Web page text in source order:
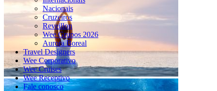
Nacionais
Cruzeiros
Reveillon
Wee Grupos 2026
Aurora Boreal
Travel Designers
Wee Corporativo
Wee Cruises
Wee Receptivo
Fale conosco